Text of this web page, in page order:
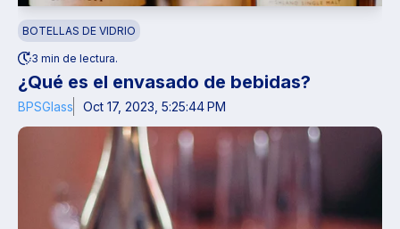
BOTELLAS DE VIDRIO
3 min de lectura.
¿Qué es el envasado de bebidas?
BPSGlass Oct 17, 2023, 5:25:44 PM